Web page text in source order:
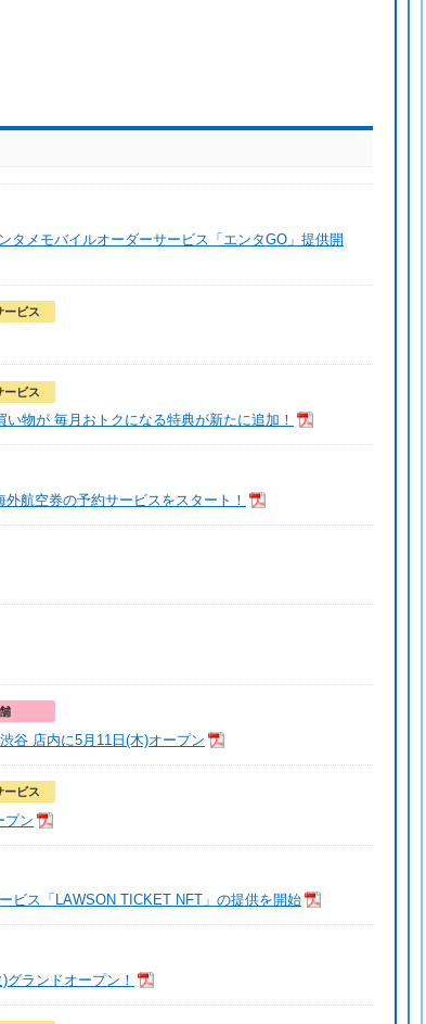
タメモバイルオーダーサービス「エンタGO」提供開
ービス
ービス
物が 毎月おトクになる特典が新たに追加！
航空券の予約サービスをスタート！
谷 店内に5月11日(木)オープン
ービス
プン
ビス「LAWSON TICKET NFT」の提供を開始
ランドオープン！